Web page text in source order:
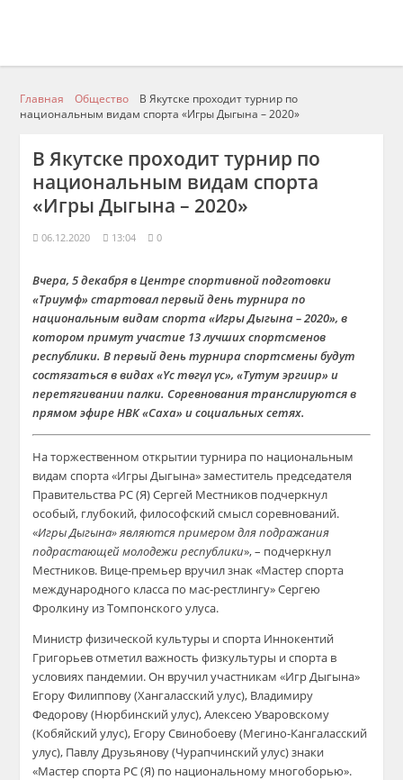
Главная Общество
В Якутске проходит турнир по
национальным видам спорта «Игры Дыгына – 2020»
В Якутске проходит турнир по
национальным видам спорта
«Игры Дыгына – 2020»
06.12.2020 13:04 0
Вчера, 5 декабря в Центре спортивной подготовки
«Триумф» стартовал первый день турнира по
национальным видам спорта «Игры Дыгына – 2020», в
котором примут участие 13 лучших спортсменов
республики. В первый день турнира спортсмены будут
состязаться в видах «Үс төгүл үс», «Тутум эргиир» и
перетягивании палки. Соревнования транслируются в
прямом эфире НВК «Саха» и социальных сетях.
На торжественном открытии турнира по национальным
видам спорта «Игры Дыгына» заместитель председателя
Правительства РС (Я) Сергей Местников подчеркнул
особый, глубокий, философский смысл соревнований.
«Игры Дыгына» являются примером для подражания
подрастающей молодежи республики», – подчеркнул
Местников. Вице-премьер вручил знак «Мастер спорта
международного класса по мас-рестлингу» Сергею
Фролкину из Томпонского улуса.
Министр физической культуры и спорта Иннокентий
Григорьев отметил важность физкультуры и спорта в
условиях пандемии. Он вручил участникам «Игр Дыгына»
Егору Филиппову (Хангаласский улус), Владимиру
Федорову (Нюрбинский улус), Алексею Уваровскому
(Кобяйский улус), Егору Свинобоеву (Мегино-Кангаласский
улус), Павлу Друзьянову (Чурапчинский улус) знаки
«Мастер спорта РС (Я) по национальному многоборью».